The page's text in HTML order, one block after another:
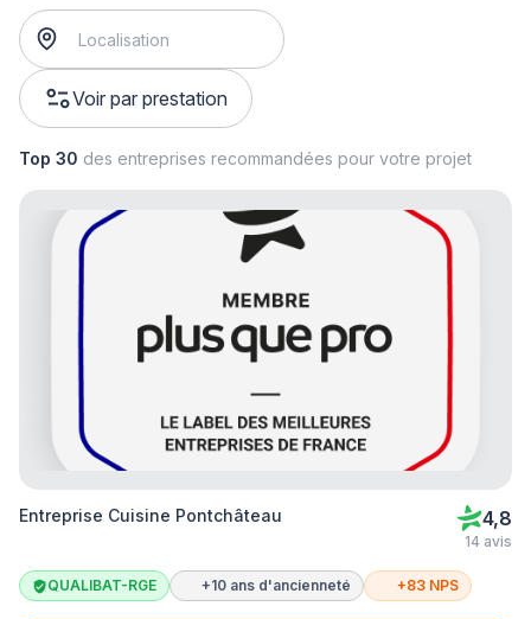
Voir par prestation
Top 30 des entreprises recommandées pour votre projet
Entreprise Cuisine Pontchâteau 4,8
14 avis
QUALIBAT-RGE +10 ans d'ancienneté +83 NPS